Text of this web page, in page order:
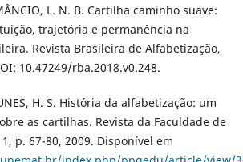
L. N. B. Cartilha caminho suave:
trajetória e permanência na
Revista Brasileira de Alfabetização,
10.47249/rba.2018.v0.248.
H. S. História da alfabetização: um
as cartilhas. Revista da Faculdade de
p. 67-80, 2009. Disponível em